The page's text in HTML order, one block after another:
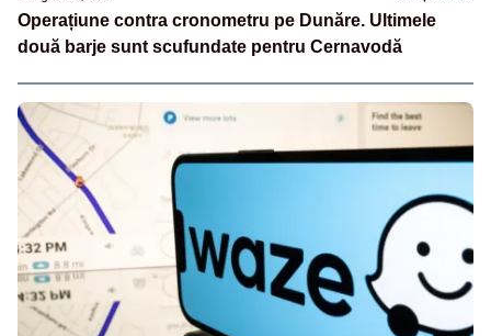
Operațiune contra cronometru pe Dunăre. Ultimele
două barje sunt scufundate pentru Cernavodă